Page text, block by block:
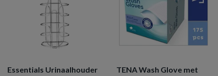
Essentials Urinaalhouder
TENA Wash Glove met